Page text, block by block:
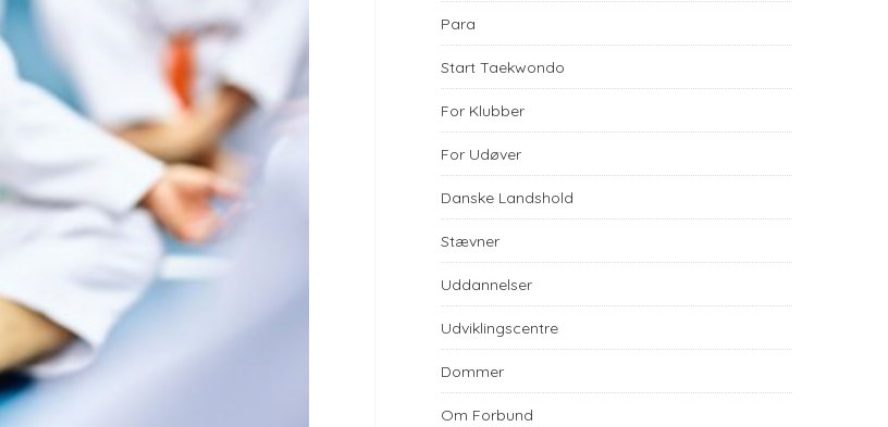
Para
Start Taekwondo
For Klubber
For Udøver
Danske Landshold
Stævner
Uddannelser
Udviklingscentre
Dommer
Om Forbund